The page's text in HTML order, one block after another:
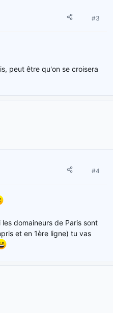
#3
peut être qu'on se croisera
#4
domaineurs de Paris sont
et en 1ère ligne) tu vas